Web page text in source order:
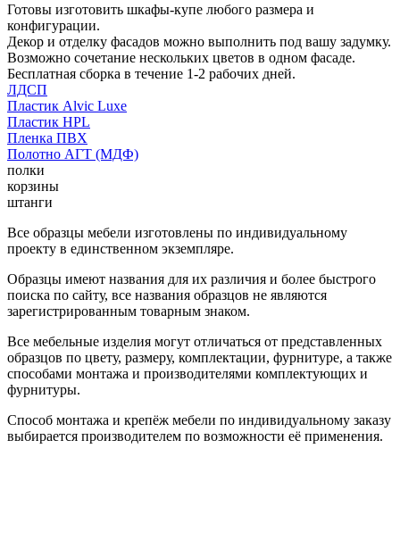
Готовы изготовить шкафы-купе любого размера и
конфигурации.
Декор и отделку фасадов можно выполнить под вашу задумку.
Возможно сочетание нескольких цветов в одном фасаде.
Бесплатная сборка в течение 1-2 рабочих дней.
ЛДСП
Пластик Alvic Luxe
Пластик HPL
Пленка ПВХ
Полотно АГТ (МДФ)
полки
корзины
штанги
Все образцы мебели изготовлены по индивидуальному
проекту в единственном экземпляре.
Образцы имеют названия для их различия и более быстрого
поиска по сайту, все названия образцов не являются
зарегистрированным товарным знаком.
Все мебельные изделия могут отличаться от представленных
образцов по цвету, размеру, комплектации, фурнитуре, а также
способами монтажа и производителями комплектующих и
фурнитуры.
Способ монтажа и крепёж мебели по индивидуальному заказу
выбирается производителем по возможности её применения.